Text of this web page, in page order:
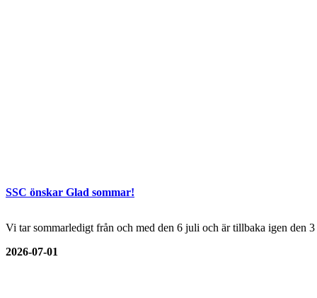
SSC önskar Glad sommar!
Vi tar sommarledigt från och med den 6 juli och är tillbaka igen den
2026-07-01